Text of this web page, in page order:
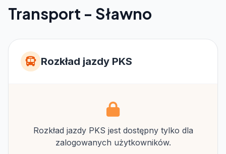
Transport - Sławno
Rozkład jazdy PKS
Rozkład jazdy PKS jest dostępny tylko dla
zalogowanych użytkowników.